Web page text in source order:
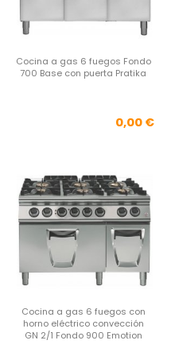
Cocina a gas 6 fuegos Fondo
700 Base con puerta Pratika
Precio
0,00 €
Cocina a gas 6 fuegos con
horno eléctrico convección
GN 2/1 Fondo 900 Emotion